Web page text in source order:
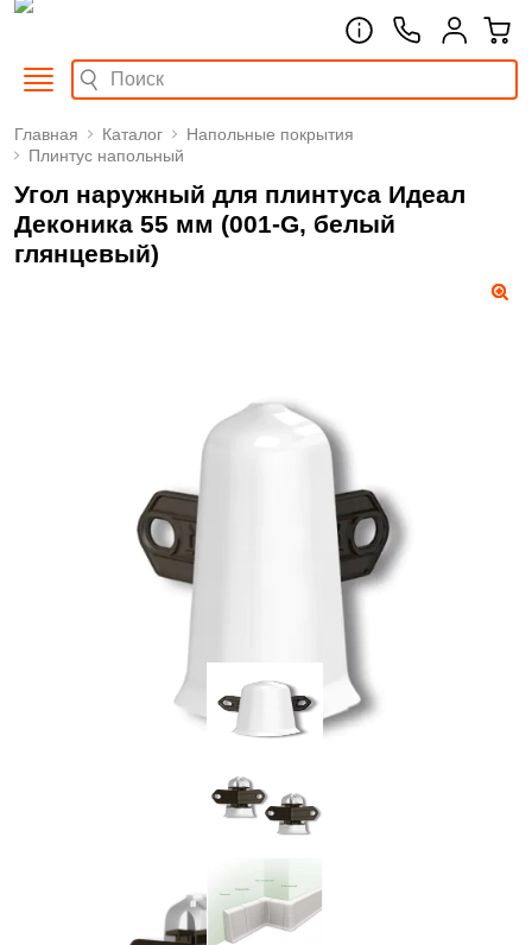
Главная Каталог
Напольные покрытия
Плинтус напольный
Угол наружный для плинтуса Идеал
Деконика 55 мм (001-G, белый
глянцевый)